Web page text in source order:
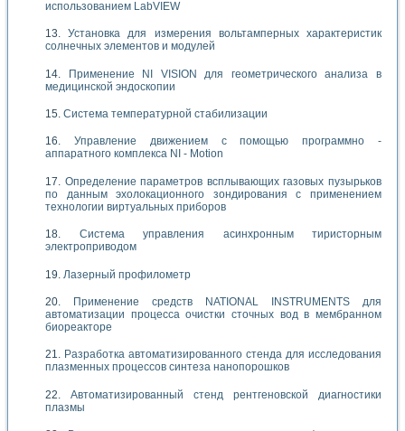
использованием LabVIEW
Установка для измерения вольтамперных характеристик
солнечных элементов и модулей
Применение NI VISION для геометрического анализа в
медицинской эндоскопии
Система температурной стабилизации
Управление движением с помощью программно -
аппаратного комплекса NI - Motion
Определение параметров всплывающих газовых пузырьков
по данным эхолокационного зондирования с применением
технологии виртуальных приборов
Система управления асинхронным тиристорным
электроприводом
Лазерный профилометр
Применение средств NATIONAL INSTRUMENTS для
автоматизации процесса очистки сточных вод в мембранном
биореакторе
Разработка автоматизированного стенда для исследования
плазменных процессов синтеза нанопорошков
Автоматизированный стенд рентгеновской диагностики
плазмы